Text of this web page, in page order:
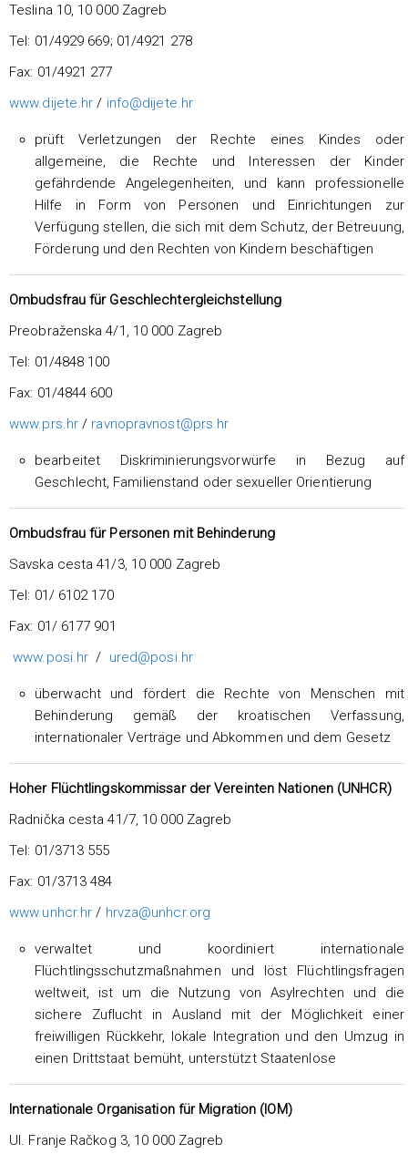
Teslina 10, 10 000 Zagreb
Tel: 01/4929 669; 01/4921 278
Fax: 01/4921 277
www.dijete.hr / info@dijete.hr
prüft Verletzungen der Rechte eines Kindes oder
allgemeine, die Rechte und Interessen der Kinder
gefährdende Angelegenheiten, und kann professionelle
Hilfe in Form von Personen und Einrichtungen zur
Verfügung stellen, die sich mit dem Schutz, der Betreuung,
Förderung und den Rechten von Kindern beschäftigen
Ombudsfrau für Geschlechtergleichstellung
Preobraženska 4/1, 10 000 Zagreb
Tel: 01/4848 100
Fax: 01/4844 600
www.prs.hr / ravnopravnost@prs.hr
bearbeitet Diskriminierungsvorwürfe in Bezug auf
Geschlecht, Familienstand oder sexueller Orientierung
Ombudsfrau für Personen mit Behinderung
Savska cesta 41/3, 10 000 Zagreb
Tel: 01/ 6102 170
Fax: 01/ 6177 901
www.posi.hr / ured@posi.hr
überwacht und fördert die Rechte von Menschen mit
Behinderung gemäß der kroatischen Verfassung,
internationaler Verträge und Abkommen und dem Gesetz
Hoher Flüchtlingskommissar der Vereinten Nationen (UNHCR)
Radnička cesta 41/7, 10 000 Zagreb
Tel: 01/3713 555
Fax: 01/3713 484
www.unhcr.hr / hrvza@unhcr.org
verwaltet und koordiniert internationale
Flüchtlingsschutzmaßnahmen und löst Flüchtlingsfragen
weltweit, ist um die Nutzung von Asylrechten und die
sichere Zuflucht in Ausland mit der Möglichkeit einer
freiwilligen Rückkehr, lokale Integration und den Umzug in
einen Drittstaat bemüht, unterstützt Staatenlose
Internationale Organisation für Migration (IOM)
Ul. Franje Račkog 3, 10 000 Zagreb